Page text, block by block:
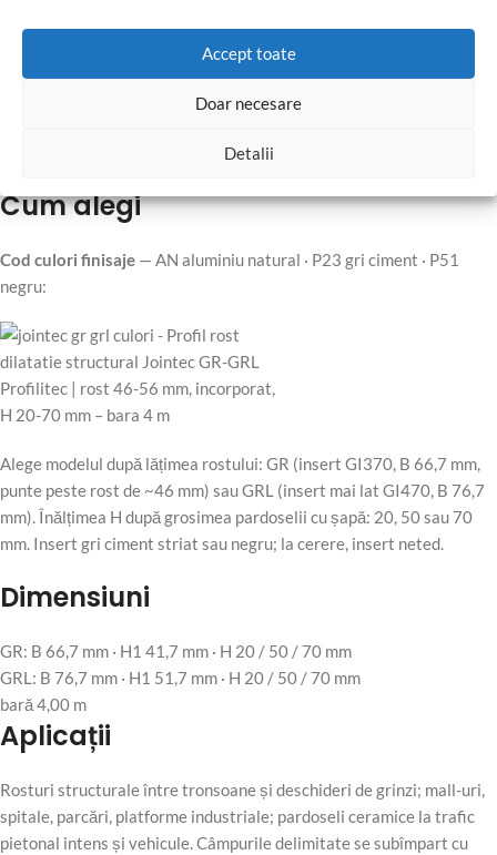
Accept toate
Doar necesare
Detalii
Cum alegi
Cod culori finisaje — AN aluminiu natural · P23 gri ciment · P51
negru:
Alege modelul după lățimea rostului: GR (insert GI370, B 66,7 mm,
punte peste rost de ~46 mm) sau GRL (insert mai lat GI470, B 76,7
mm). Înălțimea H după grosimea pardoselii cu șapă: 20, 50 sau 70
mm. Insert gri ciment striat sau negru; la cerere, insert neted.
Dimensiuni
GR: B 66,7 mm · H1 41,7 mm · H 20 / 50 / 70 mm
GRL: B 76,7 mm · H1 51,7 mm · H 20 / 50 / 70 mm
bară 4,00 m
Aplicații
Rosturi structurale între tronsoane și deschideri de grinzi; mall-uri,
spitale, parcări, platforme industriale; pardoseli ceramice la trafic
pietonal intens și vehicule. Câmpurile delimitate se subîmpart cu